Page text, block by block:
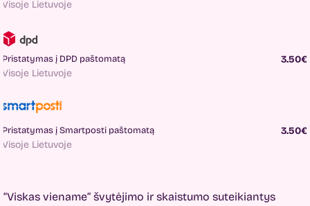
Visoje Lietuvoje
Pristatymas į DPD paštomatą
Visoje Lietuvoje
3.50€
Pristatymas į Smartposti paštomatą
Visoje Lietuvoje
3.50€
“Viskas viename” švytėjimo ir skaistumo suteikiantys